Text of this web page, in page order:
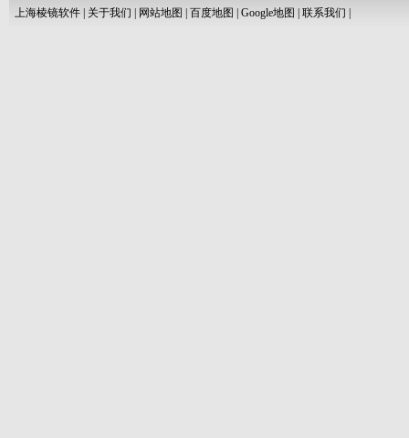
上海棱镜软件 关于我们 网站地图 百度地图 Google地图 联系我们